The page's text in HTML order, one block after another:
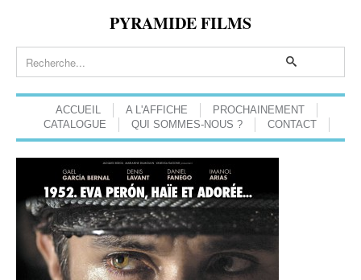
PYRAMIDE FILMS
ACCUEIL A L'AFFICHE
PROCHAINEMENT
CATALOGUE
QUI SOMMES-NOUS ? CONTACT